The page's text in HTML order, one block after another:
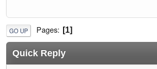
GO UP Pages 1
Quick Reply